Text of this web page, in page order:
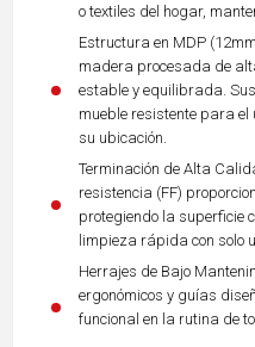
o textiles del hogar,
Estructura en MDP
madera procesada de
estable y equilibrada.
mueble resistente para
su ubicación.
Terminación de Alta
resistencia (FF)
protegiendo la superficie
limpieza rápida con solo
Herrajes de Bajo
ergonómicos y guías
funcional en la rutina de